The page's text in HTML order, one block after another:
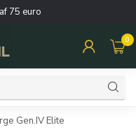
75 euro
0
Gen.IV Elite